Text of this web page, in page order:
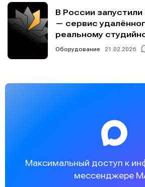
В России запустили
— сервис
реальному
Оборудование 21.02.2026
Максимальный доступ к
мессенджере